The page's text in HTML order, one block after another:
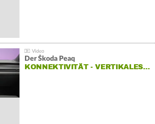
Der Škoda Peaq
KONNEKTIVITÄT - VERTIKALES…